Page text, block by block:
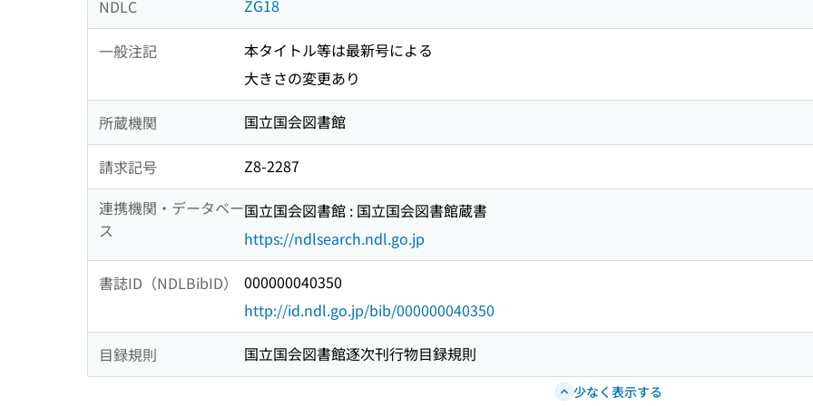
NDLC ZG18
一般注記
本タイトル等は最新号による
大きさの変更あり
所蔵機関 国立国会図書館
請求記号
Z8-2287
連携機関・データベー
ス
国立国会図書館 : 国立国会図書館蔵書
https://ndlsearch.ndl.go.jp
書誌ID（NDLBibID）
000000040350
http://id.ndl.go.jp/bib/000000040350
目録規則 国立国会図書館逐次刊行物目録規則
少なく表示する